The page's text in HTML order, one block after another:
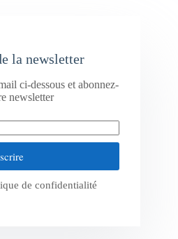
la newsletter
ci-dessous et abonnez-
newsletter
de confidentialité